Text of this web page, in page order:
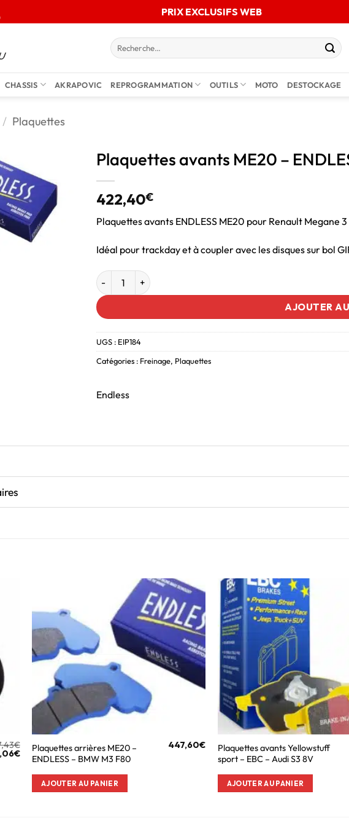
PRIX EXCLUSIFS WEB
CHASSIS AKRAPOVIC REPROGRAMMATION OUTILS MOTO DESTOCKAGE
/ Plaquettes
Plaquettes avants ME20 –
422,40€
Plaquettes avants ENDLESS ME20 pour Renault Megane 3
Idéal pour trackday et à coupler avec les disques sur bol
AJOUTER
UGS : EIP184
Catégories : Freinage, Plaquettes
Endless
€
€
Plaquettes arrières ME20 –
ENDLESS – BMW M3 F80
447,60€
AJOUTER AU PANIER
Plaquettes avants Yellowstuff
sport – EBC – Audi S3 8V
AJOUTER AU PANIER